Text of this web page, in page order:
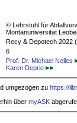
© Lehrstuhl für
Montanuniversität
Recy & Depotech 2022
6
Prof. Dr. Michael Nelles
Karen Deprie
umgezogen zu https://
über myASK